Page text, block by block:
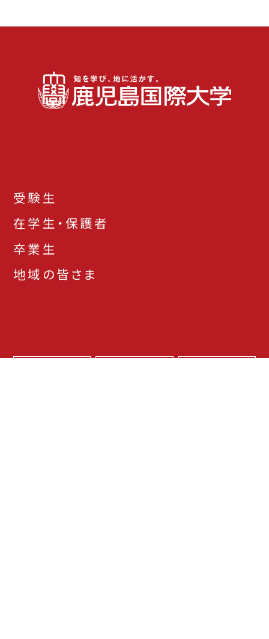
受験生
在学生・保護者
卒業生
地域の皆さま